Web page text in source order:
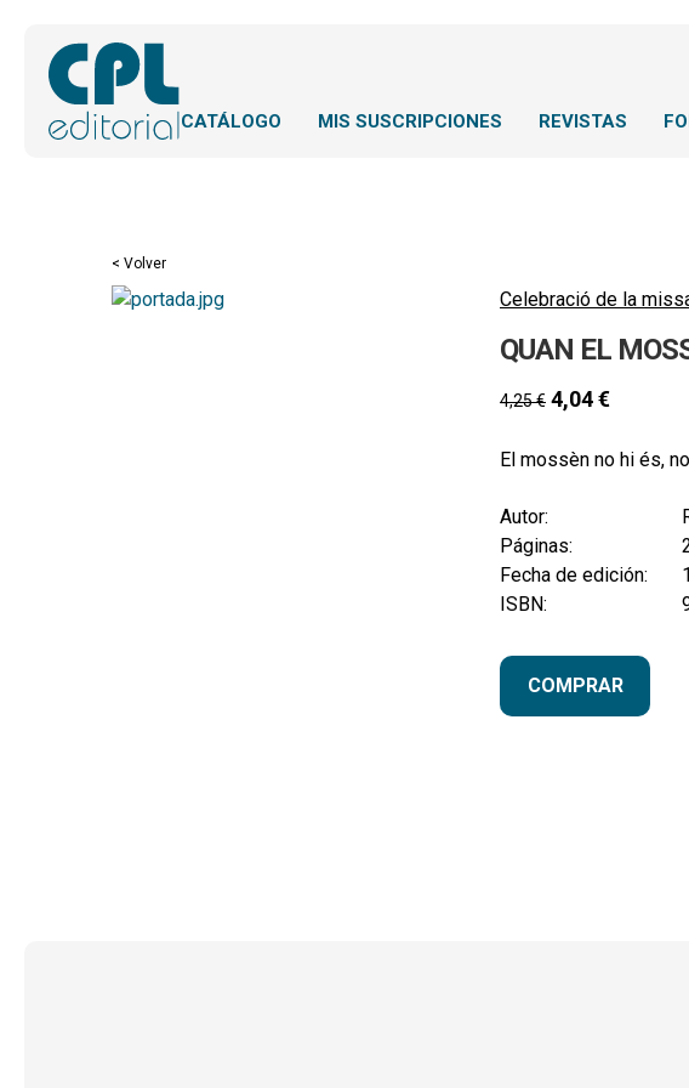
CATÁLOGO MIS SUSCRIPCIONES REVISTAS
< Volver
Celebració de la
QUAN EL
4,25€ 4,04€
El mossèn no hi és,
Autor:
Páginas:
Fecha de edición:
ISBN:
COMPRAR